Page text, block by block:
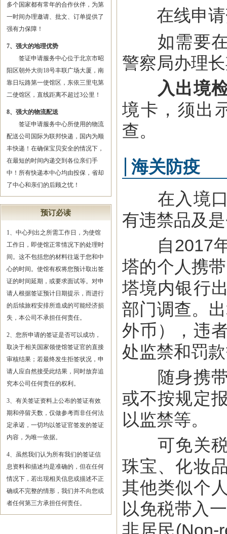
多个国家都有常年的合作伙伴，为第
一时间办理邀请、批文、订单提供了
强有力保障！
7、强大的地理优势
签证申请服务中心位于北京市昭
阳区朝外大街18号丰联广场大厦，南
靠日坛路第一使馆区，东依三里屯第
二使馆区，直线距离不超过3公里！
8、强大的物流配送
签证申请服务中心所使用的物流
配送公司国际为联邦快递，国内为顺
丰快递！在确保宝贝安全的情况下，
在最短的时间内递交到各位亲们手
中！所有快递本中心均由投保，省却
了中心和亲们的后顾之忧！
预订必读
1、中心列出之所需工作日，为使馆
工作日，即使馆正常情况下的处理时
间。这不包括您的材料往返于您和中
心的时间。使馆有权将您预计取出签
证的时间延期，或要求面试等。对申
请人根据签证预计日期提示，而进行
的后续旅程安排所造成的可能经济损
失，本公司不承担任何责任。
2、您所申请的签证是否可以成功，
取决于相关国家领使馆签证官的直接
审核结果；若最终发生拒签状况，申
请人应自然接受此结果，同时放弃追
究本公司任何责任的权利。
3、有关签证资料上公布的签证有效
期和停留天数，仅做参考而非任何法
定承诺，一切均以签证官签发的签证
内容，为唯一依据。
4、虽然我们认为所有我们的签证信
息资料和描述均是准确的，但在任何
情况下，若出现相关信息或描述不正
确或不完整的情形，我们并不向您或
者任何第三方承担任何责任。
在线申请
如需要在
警察局办理
入出境
境卡，须出
查。
海关防疫
在入境口
有违禁品及
自2017年
塔的个人携
塔境内银行
部门调查。
外币），违
处监禁和罚
随身携带
或不按规定
以监禁等。
可免关税
珠宝、化妆
其他类似个
以免税带入
非居民(Non-